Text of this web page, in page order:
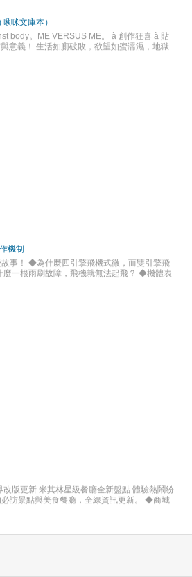
咪文庫本）
body。ME VERSUS ME。 à 創作狂喜 à 貼
意義！ 生活如廁破敗，欲望如蜜濡濕，地獄
，右手托起渣滓，以風格迥異的詩歌度量人
不吐露之真實。」 創作精神延續潘家欣經
日常的百無聊賴。如果你是詩歌愛好者，請直
生命中不曾消退的愛、欲望與隨之而來的顫慄
書特色 ★藝術家潘家欣持續挑戰極限，所推
白，每一首詩都是生活當中的靈光領悟，也
對照！ ★兩本詩集，指向兩條不同路徑，歡
機制
事！ ◆為什麼四引擎飛機式微，而雙引擎飛
一根雨刷故障，飛機就無法起飛？ ◆機體表
驗及飛航技術知識， 從機體結構、系統與設
析噴射客機的科技與技術！ 不只帶你「看
寫出的各種噴射客機的知識和幕後故事，結
讀者輕鬆理解飛機的大小事！ ■專家繪製的全
了噴射客機的結構和系統。搭配圖解，讓讀
使是初學者也能順利閱讀！
版更新 米其林星級餐廳全新盤點 體驗熱鬧紛
訪景點與美食餐廳，全線資訊更新。 ◆商城
峇商圈、國際知名百貨公司，好逛好買的購
料理、經典馬來料理、創新印度料理、米其
運輸詳解，幫你輕鬆規畫好最超值的延伸行
特輯：綠意新地標特輯、必嘗美食特輯、商